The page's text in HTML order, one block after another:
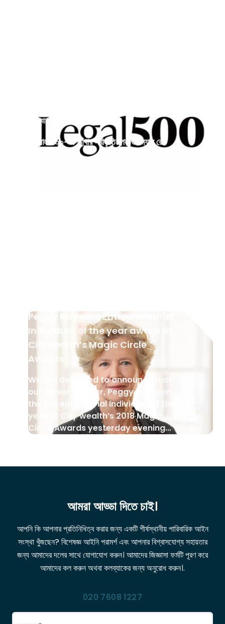
গুডম্যান রে নিউজ
লিগ্যাল ৫০০-এ আবার স্বীকৃতি পেল গুডম্যান রে
Peggy Ray wins Entrepreneurial
Individual of the year award at
Citywealth’s Magic Circle
Awards
We are delighted to announce that
our Senior Partner, Peggy Ray won
the Entrepreneurial Individual of the
year at City wealth’s 2018 Magic
Circle Awards yesterday evening...
আমরা আড্ডা দিতে চাই।
আপনি কি আপনার প্রতিনিধিত্ব করার জন্য একটি শীর্ষস্থানীয় পারিবারিক আইন
সংস্থা খুঁজছেন? বিশেষজ্ঞ আইনি পরামর্শ এবং আপনার বিশ্বাসযোগ্য সহায়তার
জন্য আমাদের দলের সাথে যোগাযোগ করুন। আমাদের জিজ্ঞাসা ফর্মটি পূরণ করে
আমাদের কল করুন অথবা কলব্যাকের জন্য অনুরোধ করুন।.
020 7608 1227
নাম